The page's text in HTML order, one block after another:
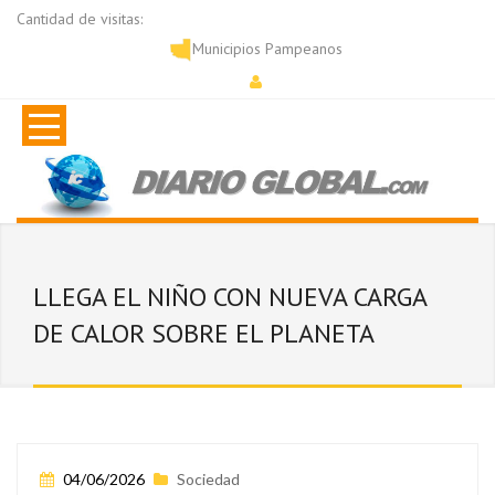
Cantidad de visitas:
Municipios Pampeanos
LLEGA EL NIÑO CON NUEVA CARGA
DE CALOR SOBRE EL PLANETA
04/06/2026 Sociedad